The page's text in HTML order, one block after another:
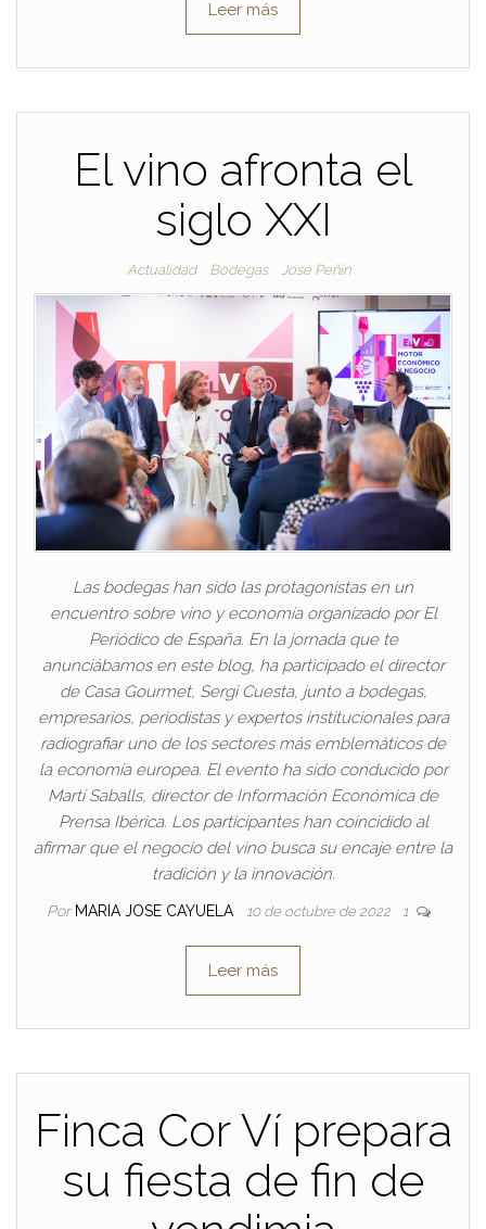
Leer más
El vino afronta el
siglo XXI
Actualidad Bodegas José Peñín
Las bodegas han sido las protagonistas en un
encuentro sobre vino y economía organizado por El
Periódico de España. En la jornada que te
anunciábamos en este blog, ha participado el director
de Casa Gourmet, Sergi Cuesta, junto a bodegas,
empresarios, periodistas y expertos institucionales para
radiografiar uno de los sectores más emblemáticos de
la economía europea. El evento ha sido conducido por
Martí Saballs, director de Información Económica de
Prensa Ibérica. Los participantes han coincidido al
afirmar que el negocio del vino busca su encaje entre la
tradición y la innovación.
Por MARIA JOSE CAYUELA 10 de octubre de 2022 1
Leer más
Finca Cor Ví prepara
su fiesta de fin de